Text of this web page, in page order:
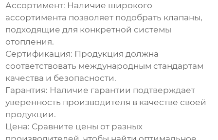
Ассортимент: Наличие широкого
ассортимента позволяет подобрать клапаны,
подходящие для конкретной системы
отопления.
Сертификация: Продукция должна
соответствовать международным стандартам
качества и безопасности.
Гарантия: Наличие гарантии подтверждает
уверенность производителя в качестве своей
продукции.
Цена: Сравните цены от разных